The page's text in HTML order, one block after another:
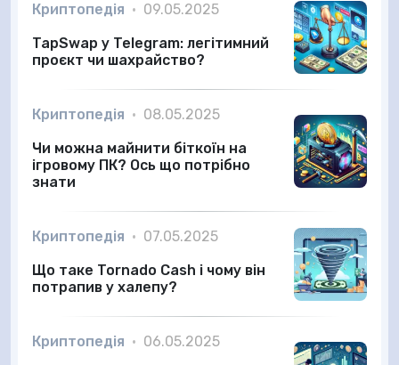
Криптопедія • 09.05.2025
TapSwap у Telegram: легітимний
проєкт чи шахрайство?
Криптопедія • 08.05.2025
Чи можна майнити біткоїн на
ігровому ПК? Ось що потрібно
знати
Криптопедія • 07.05.2025
Що таке Tornado Cash і чому він
потрапив у халепу?
Криптопедія • 06.05.2025